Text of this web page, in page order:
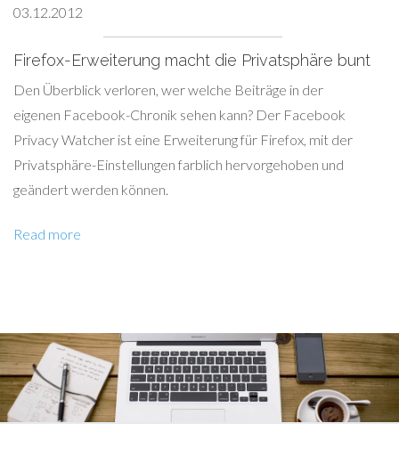
03.12.2012
Firefox-Erweiterung macht die Privatsphäre bunt
Den Überblick verloren, wer welche Beiträge in der
eigenen Facebook-Chronik sehen kann? Der Facebook
Privacy Watcher ist eine Erweiterung für Firefox, mit der
Privatsphäre-Einstellungen farblich hervorgehoben und
geändert werden können.
Read more